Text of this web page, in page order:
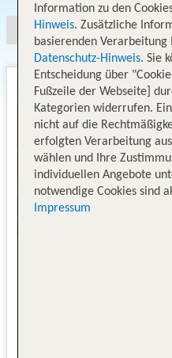
Information zu den
Hinweis. Zusätzliche
basierenden
Datenschutz-Hinweis. Sie
Entscheidung über
Fußzeile der Webseite]
Kategorien widerrufen.
nicht auf die
erfolgten Verarbeitung
wählen und Ihre
individuellen Angebote
notwendige Cookies sind
Impressum